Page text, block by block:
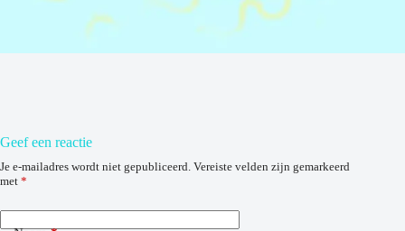
Geef een reactie
Je e-mailadres wordt niet gepubliceerd. Vereiste velden zijn gemarkeerd
met *